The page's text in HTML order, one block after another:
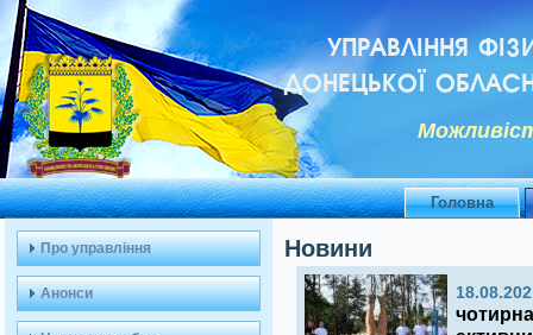
УПРАВЛІННЯ
ДОНЕЦЬКОЇ
Головна
Про управління
Анонси
Новини